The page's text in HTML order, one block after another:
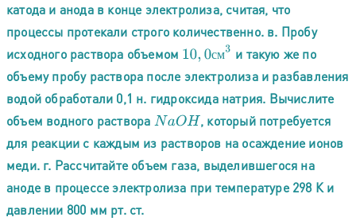
катода и анода в конце электролиза, считая, что
процессы протекали строго количественно. в. Пробу
исходного раствора объемом
см
10,0см3 и такую же по
объему пробу раствора после электролиза и разбавления
водой обработали 0,1 н. гидроксида натрия. Вычислите
объем водного раствора NaOH
, который потребуется
для реакции с каждым из растворов на осаждение ионов
меди. г. Рассчитайте объем газа, выделившегося на
аноде в процессе электролиза при температуре 298 К и
давлении 800 мм рт. ст.